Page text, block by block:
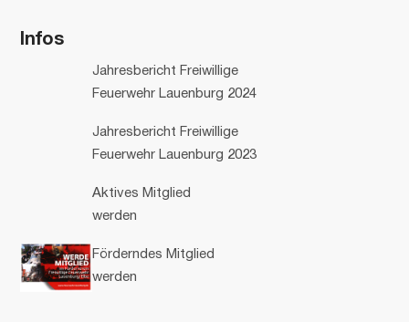
Infos
Jahresbericht Freiwillige
Feuerwehr Lauenburg 2024
Jahresbericht Freiwillige
Feuerwehr Lauenburg 2023
Aktives Mitglied
werden
Förderndes Mitglied
werden